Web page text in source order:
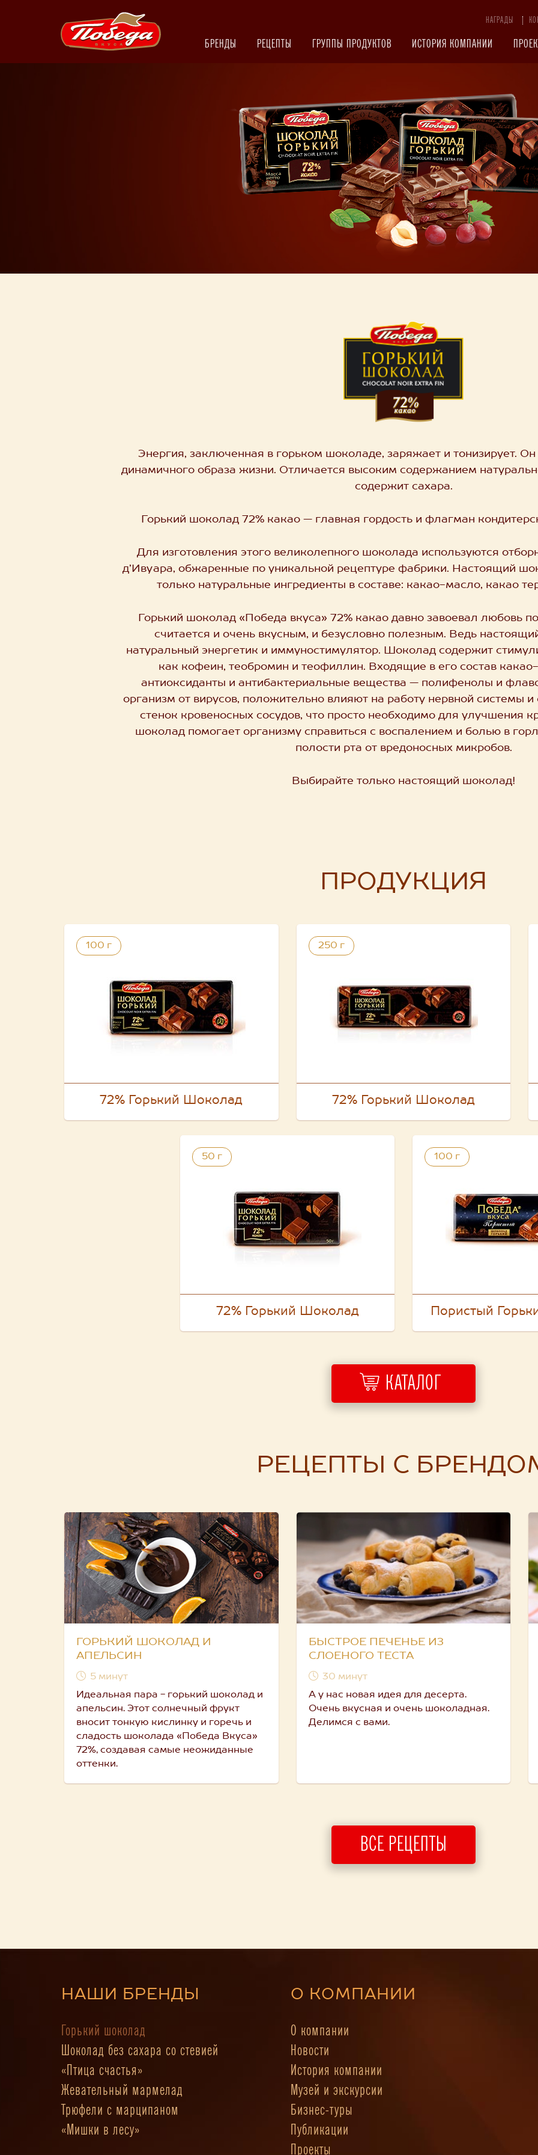
НАГРАДЫ
БРЕНДЫ РЕЦЕПТЫ ГРУППЫ ПРОДУКТОВ ИСТОРИЯ КОМПАНИИ
Энергия, заключенная в горьком шоколаде, заряжает и тонизирует.
динамичного образа жизни. Отличается высоким содержанием
содержит сахара.
Горький шоколад 72% какао— главная гордость и флагман
Для изготовления этого великолепного шоколада используются
д’Ивуара, обжаренные по уникальной рецептуре фабрики. Настоящий
только натуральные ингредиенты в составе: какао-масло, какао
Горький шоколад «Победа вкуса» 72% какао давно завоевал любовь
считается и очень вкусным, и безусловно полезным. Ведь
натуральный энергетик и иммуностимулятор. Шоколад содержит
как кофеин, теобромин и теофиллин. Входящие в его состав
антиоксиданты и антибактериальные вещества — полифенолы и
организм от вирусов, положительно влияют на работу нервной системы
стенок кровеносных сосудов, что просто необходимо для улучшения
шоколад помогает организму справиться с воспалением и болью в
полости рта от вредоносных микробов.
Выбирайте только настоящий шоколад!
ПРОДУКЦИЯ
100 г
72% Горький Шоколад
250 г
72% Горький Шоколад
50 г
72% Горький Шоколад
100 г
Пористый
КАТАЛОГ
РЕЦЕПТЫ С
ГОРЬКИЙ ШОКОЛАД И
АПЕЛЬСИН
5 минут
Идеальная пара - горький шоколад и
апельсин. Этот солнечный фрукт
вносит тонкую кислинку и горечь и
сладость шоколада «Победа Вкуса»
72%, создавая самые неожиданные
оттенки.
БЫСТРОЕ ПЕЧЕНЬЕ ИЗ
СЛОЕНОГО ТЕСТА
30 минут
А у нас новая идея для десерта.
Очень вкусная и очень шоколадная.
Делимся с вами.
ВСЕ РЕЦЕПТЫ
НАШИ БРЕНДЫ
Горький шоколад
Шоколад без сахара со стевией
«Птица счастья»
Жевательный мармелад
Трюфели с марципаном
«Мишки в лесу»
О КОМПАНИИ
О компании
Новости
История компании
Музей и экскурсии
Бизнес-туры
Публикации
Проекты